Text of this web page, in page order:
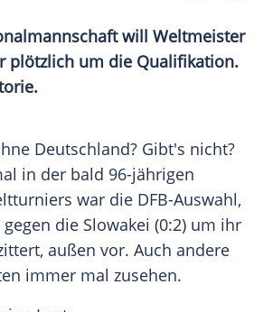
will Weltmeister
plötzlich um die Qualifikation.
Deutschland? Gibt's nicht?
in der bald 96-jährigen
war die DFB-Auswahl,
die Slowakei (0:2) um ihr
außen vor. Auch andere
immer mal zusehen.